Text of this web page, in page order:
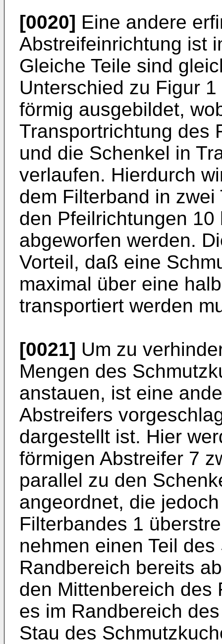
[0020] Eine andere
Abstreifeinrichtung ist
Gleiche Teile sind
Unterschied zu Figur
förmig ausgebildet,
Transportrichtung des
und die Schenkel in
verlaufen. Hierdurch
dem Filterband in
den Pfeilrichtungen
abgeworfen werden.
Vorteil, daß eine
maximal über eine
transportiert werden
[0021] Um zu
Mengen des
anstauen, ist eine
Abstreifers
dargestellt ist. Hier
förmigen Abstreifer 7
parallel zu den
angeordnet, die
Filterbandes 1
nehmen einen Teil
Randbereich bereits
den Mittenbereich des
es im Randbereich
Stau des